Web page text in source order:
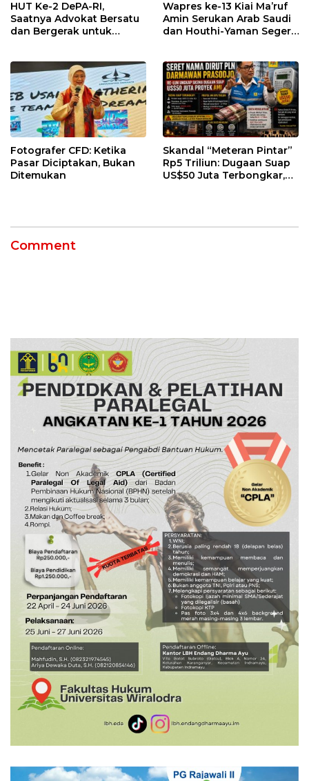
HUT Ke-2 DePA-RI,
Saatnya Advokat Bersatu
dan Bergerak untuk
Wapres ke-13 Kiai Ma’ruf
Amin Serukan Arab Saudi
dan Houthi-Yaman Segera
Fotografer CFD: Ketika
Pasar Diciptakan, Bukan
Ditemukan
Skandal “Meteran Pintar”
Rp5 Triliun: Dugaan Suap
US$50 Juta Terbongkar,
Comment